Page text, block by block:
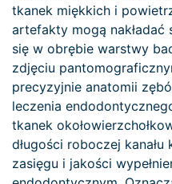
tkanek miękkich i
artefakty mogą nakładać
się w obrębie warstwy
zdjęciu
precyzyjnie anatomii
leczenia
tkanek
długości roboczej
zasięgu i jakości